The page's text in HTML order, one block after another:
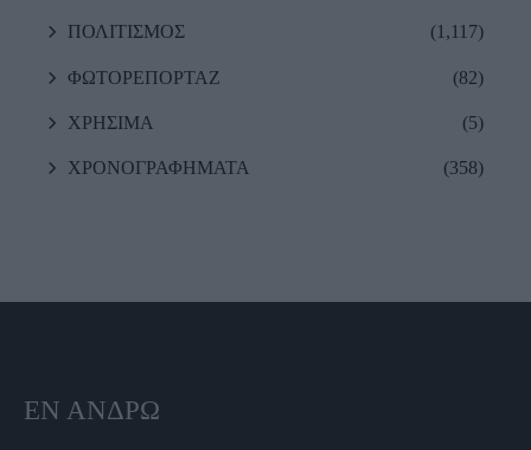
ΠΟΛΙΤΙΣΜΟΣ (1,117)
ΦΩΤΟΡΕΠΟΡΤΑΖ (82)
ΧΡΗΣΙΜΑ (5)
ΧΡΟΝΟΓΡΑΦΗΜΑΤΑ (358)
ΕΝ ΆΝΔΡΩ